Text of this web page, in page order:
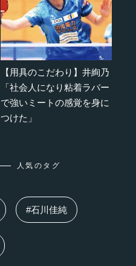
【用具のこだわり】井絢乃
「社会人になり粘着ラバー
で強いミートの感覚を身に
つけた」
人気のタグ
#石川佳純